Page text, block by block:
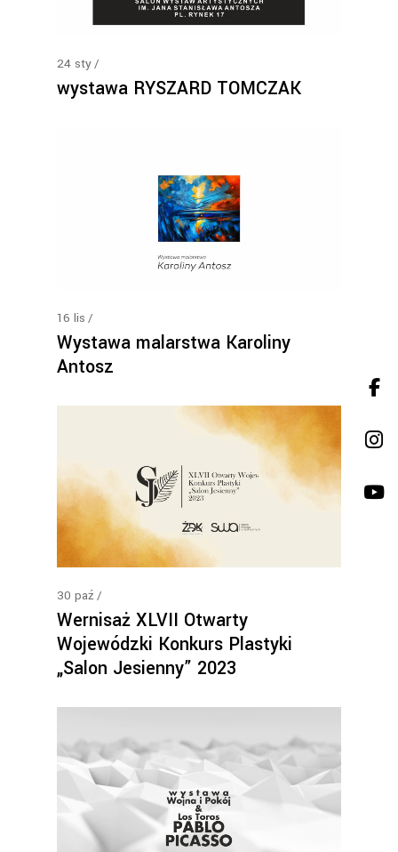
24 sty
wystawa RYSZARD TOMCZAK
16 lis
Wystawa malarstwa Karoliny
Antosz
30 paź
Wernisaż XLVII Otwarty
Wojewódzki Konkurs Plastyki
„Salon Jesienny” 2023